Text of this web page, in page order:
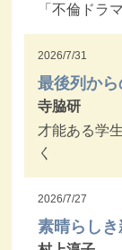
「不倫ドラ
2026/7/31
最後列から
寺脇研
才能ある学
く
2026/7/27
素晴らし